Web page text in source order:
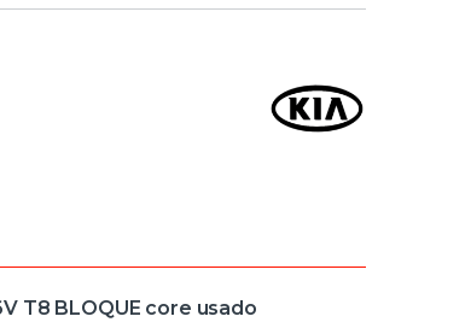
T8 BLOQUE core usado